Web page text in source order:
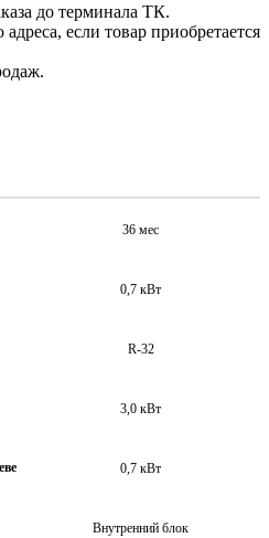
до терминала ТК.
адреса, если товар приобретается
36 мес
0,7 кВт
R-32
3,0 кВт
0,7 кВт
Внутренний блок